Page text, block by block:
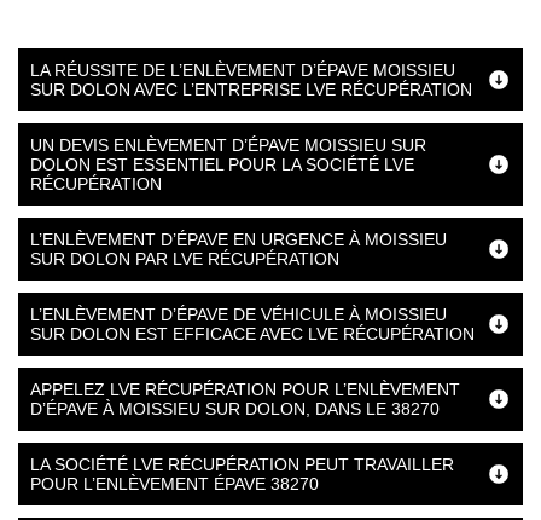
LA RÉUSSITE DE L’ENLÈVEMENT D’ÉPAVE MOISSIEU
SUR DOLON AVEC L’ENTREPRISE LVE RÉCUPÉRATION
UN DEVIS ENLÈVEMENT D’ÉPAVE MOISSIEU SUR
DOLON EST ESSENTIEL POUR LA SOCIÉTÉ LVE
RÉCUPÉRATION
L’ENLÈVEMENT D’ÉPAVE EN URGENCE À MOISSIEU
SUR DOLON PAR LVE RÉCUPÉRATION
L’ENLÈVEMENT D’ÉPAVE DE VÉHICULE À MOISSIEU
SUR DOLON EST EFFICACE AVEC LVE RÉCUPÉRATION
APPELEZ LVE RÉCUPÉRATION POUR L’ENLÈVEMENT
D’ÉPAVE À MOISSIEU SUR DOLON, DANS LE 38270
LA SOCIÉTÉ LVE RÉCUPÉRATION PEUT TRAVAILLER
POUR L’ENLÈVEMENT ÉPAVE 38270